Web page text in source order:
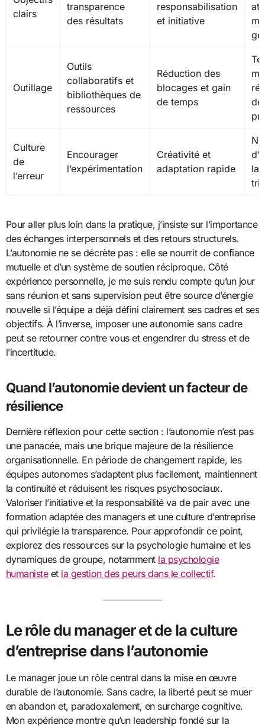
clairs
transparence
des résultats
responsabilisation
et initiative
Outillage
Outils
collaboratifs et
bibliothèques de
ressources
Réduction des
blocages et gain
de temps
Culture
de
l’erreur
Encourager
l’expérimentation
Créativité et
adaptation rapide
Pour aller plus loin dans la pratique, j’insiste sur l’importance
des échanges interpersonnels et des retours structurels.
L’autonomie ne se décrète pas : elle se nourrit de confiance
mutuelle et d’un système de soutien réciproque. Côté
expérience personnelle, je me suis rendu compte qu’un jour
sans réunion et sans supervision peut être source d’énergie
nouvelle si l’équipe a déjà défini clairement ses cadres et ses
objectifs. À l’inverse, imposer une autonomie sans cadre
peut se retourner contre vous et engendrer du stress et de
l’incertitude.
Quand l’autonomie devient un facteur de
résilience
Dernière réflexion pour cette section : l’autonomie n’est pas
une panacée, mais une brique majeure de la résilience
organisationnelle. En période de changement rapide, les
équipes autonomes s’adaptent plus facilement, maintiennent
la continuité et réduisent les risques psychosociaux.
Valoriser l’initiative et la responsabilité va de pair avec une
formation adaptée des managers et une culture d’entreprise
qui privilégie la transparence. Pour approfondir ce point,
explorez des ressources sur la psychologie humaine et les
dynamiques de groupe, notamment la psychologie
humanisteet la gestion des peurs dans le collectif.
Le rôle du manager et de la culture
d’entreprise dans l’autonomie
Le manager joue un rôle central dans la mise en œuvre
durable de l’autonomie. Sans cadre, la liberté peut se muer
en abandon et, paradoxalement, en surcharge cognitive.
Mon expérience montre qu’un leadership fondé sur la